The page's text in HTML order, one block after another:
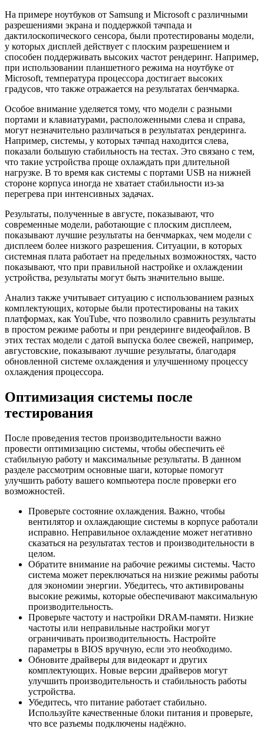
На примере ноутбуков от Samsung и Microsoft с различными
разрешениями экрана и поддержкой тачпада и
дактилоскопического сенсора, были протестированы модели,
у которых дисплей действует с плоским разрешением и
способен поддерживать высоких частот рендеринг. Например,
при использовании планшетного режима на ноутбуке от
Microsoft, температура процессора достигает высоких
градусов, что также отражается на результатах бенчмарка.
Особое внимание уделяется тому, что модели с разными
портами и клавиатурами, расположенными слева и справа,
могут незначительно различаться в результатах рендеринга.
Например, системы, у которых тачпад находится слева,
показали большую стабильность на тестах. Это связано с тем,
что такие устройства проще охлаждать при длительной
нагрузке. В то время как системы с портами USB на нижней
стороне корпуса иногда не хватает стабильности из-за
перегрева при интенсивных задачах.
Результаты, полученные в августе, показывают, что
современные модели, работающие с плоским дисплеем,
показывают лучшие результаты на бенчмарках, чем модели с
дисплеем более низкого разрешения. Ситуации, в которых
системная плата работает на предельных возможностях, часто
показывают, что при правильной настройке и охлаждении
устройства, результаты могут быть значительно выше.
Анализ также учитывает ситуацию с использованием разных
комплектующих, которые были протестированы на таких
платформах, как YouTube, что позволило сравнить результаты
в простом режиме работы и при рендеринге видеофайлов. В
этих тестах модели с датой выпуска более свежей, например,
августовские, показывают лучшие результаты, благодаря
обновленной системе охлаждения и улучшенному процессу
охлаждения процессора.
Оптимизация системы после
тестирования
После проведения тестов производительности важно
провести оптимизацию системы, чтобы обеспечить её
стабильную работу и максимальные результаты. В данном
разделе рассмотрим основные шаги, которые помогут
улучшить работу вашего компьютера после проверки его
возможностей.
Проверьте состояние охлаждения. Важно, чтобы
вентилятор и охлаждающие системы в корпусе работали
исправно. Неправильное охлаждение может негативно
сказаться на результатах тестов и производительности в
целом.
Обратите внимание на рабочие режимы системы. Часто
система может переключаться на низкие режимы работы
для экономии энергии. Убедитесь, что активированы
высокие режимы, которые обеспечивают максимальную
производительность.
Проверьте частоту и настройки DRAM-памяти. Низкие
частоты или неправильные настройки могут
ограничивать производительность. Настройте
параметры в BIOS вручную, если это необходимо.
Обновите драйверы для видеокарт и других
комплектующих. Новые версии драйверов могут
улучшить производительность и стабильность работы
устройства.
Убедитесь, что питание работает стабильно.
Используйте качественные блоки питания и проверьте,
что все разъемы подключены надёжно.